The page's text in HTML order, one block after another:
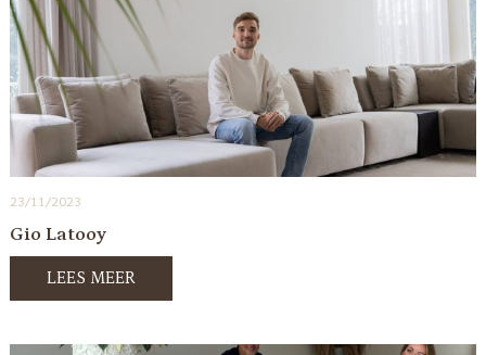
23/11/2023
Gio Latooy
LEES MEER